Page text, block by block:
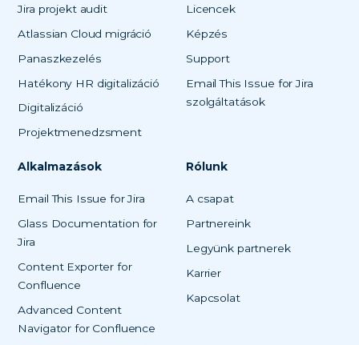
Jira projekt audit
Atlassian Cloud migráció
Panaszkezelés
Hatékony HR digitalizáció
Digitalizáció
Projektmenedzsment
Licencek
Képzés
Support
Email This Issue for Jira
szolgáltatások
Alkalmazások
Email This Issue for Jira
Glass Documentation for
Jira
Content Exporter for
Confluence
Advanced Content
Navigator for Confluence
Rólunk
A csapat
Partnereink
Legyünk partnerek
Karrier
Kapcsolat